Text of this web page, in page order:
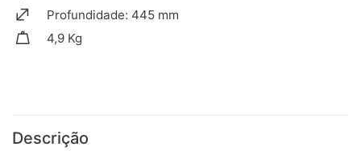
Profundidade: 445 mm
4,9 Kg
Descrição